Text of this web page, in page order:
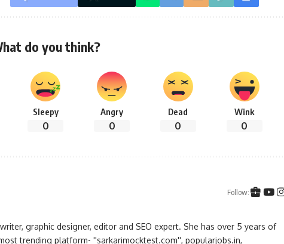
do you think?
Sleepy
0
Angry
0
Dead
0
Wink
0
Follow:
graphic designer, editor and SEO expert. She has over 5 years of
trending platform- ''sarkarimocktest.com'', popularjobs.in,